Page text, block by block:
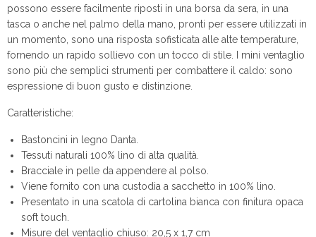
possono essere facilmente riposti in una borsa da sera, in una
tasca o anche nel palmo della mano, pronti per essere utilizzati in
un momento, sono una risposta sofisticata alle alte temperature,
fornendo un rapido sollievo con un tocco di stile. I mini ventaglio
sono più che semplici strumenti per combattere il caldo: sono
espressione di buon gusto e distinzione.
Caratteristiche:
Bastoncini in legno Danta.
Tessuti naturali 100% lino di alta qualità.
Bracciale in pelle da appendere al polso.
Viene fornito con una custodia a sacchetto in 100% lino.
Presentato in una scatola di cartolina bianca con finitura opaca
soft touch.
Misure del ventaglio chiuso: 20,5 x 1,7 cm